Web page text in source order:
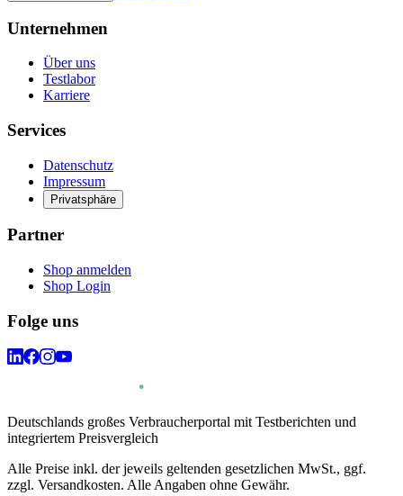
Unternehmen
Über uns
Testlabor
Karriere
Services
Datenschutz
Impressum
Privatsphäre
Partner
Shop anmelden
Shop Login
Folge uns
Deutschlands großes Verbraucherportal mit Testberichten und
integriertem Preisvergleich
Alle Preise inkl. der jeweils geltenden gesetzlichen MwSt., ggf.
zzgl. Versandkosten. Alle Angaben ohne Gewähr.